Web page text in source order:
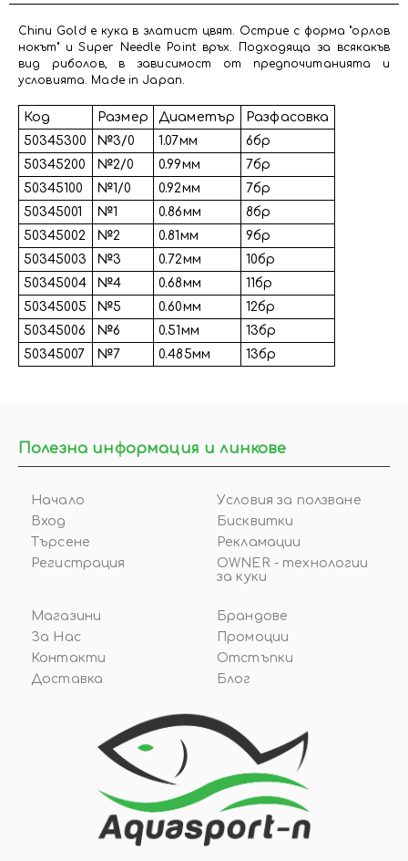
Chinu Gold е кука в златист цвят. Острие с форма "орлов
нокът" и Super Needle Point връх. Подходяща за всякакъв
вид риболов, в зависимост от предпочитанията и
условията. Made in Japan.
Код Размер Диаметър
Разфасовка
50345300
№3/0 1.07мм
6бр
50345200
№2/0 0.99мм
7бр
50345100
№1/0 0.92мм
7бр
50345001
№1 0.86мм
8бр
50345002
№2 0.81мм
9бр
50345003
№3 0.72мм
10бр
50345004
№4 0.68мм
11бр
50345005
№5 0.60мм
12бр
50345006
№6 0.51мм
13бр
50345007
№7 0.485мм 13бр
Полезна информация и линкове
Начало
Вход
Търсене
Регистрация
Условия за ползване
Бисквитки
Рекламации
OWNER - технологии
за куки
Магазини
За Нас
Контакти
Доставка
Брандове
Промоции
Отстъпки
Блог